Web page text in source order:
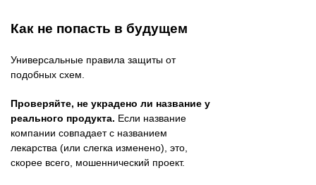
Как не попасть в будущем
Универсальные правила защиты от
подобных схем.
Проверяйте, не украдено ли название у
реального продукта. Если название
компании совпадает с названием
лекарства (или слегка изменено), это,
скорее всего, мошеннический проект.